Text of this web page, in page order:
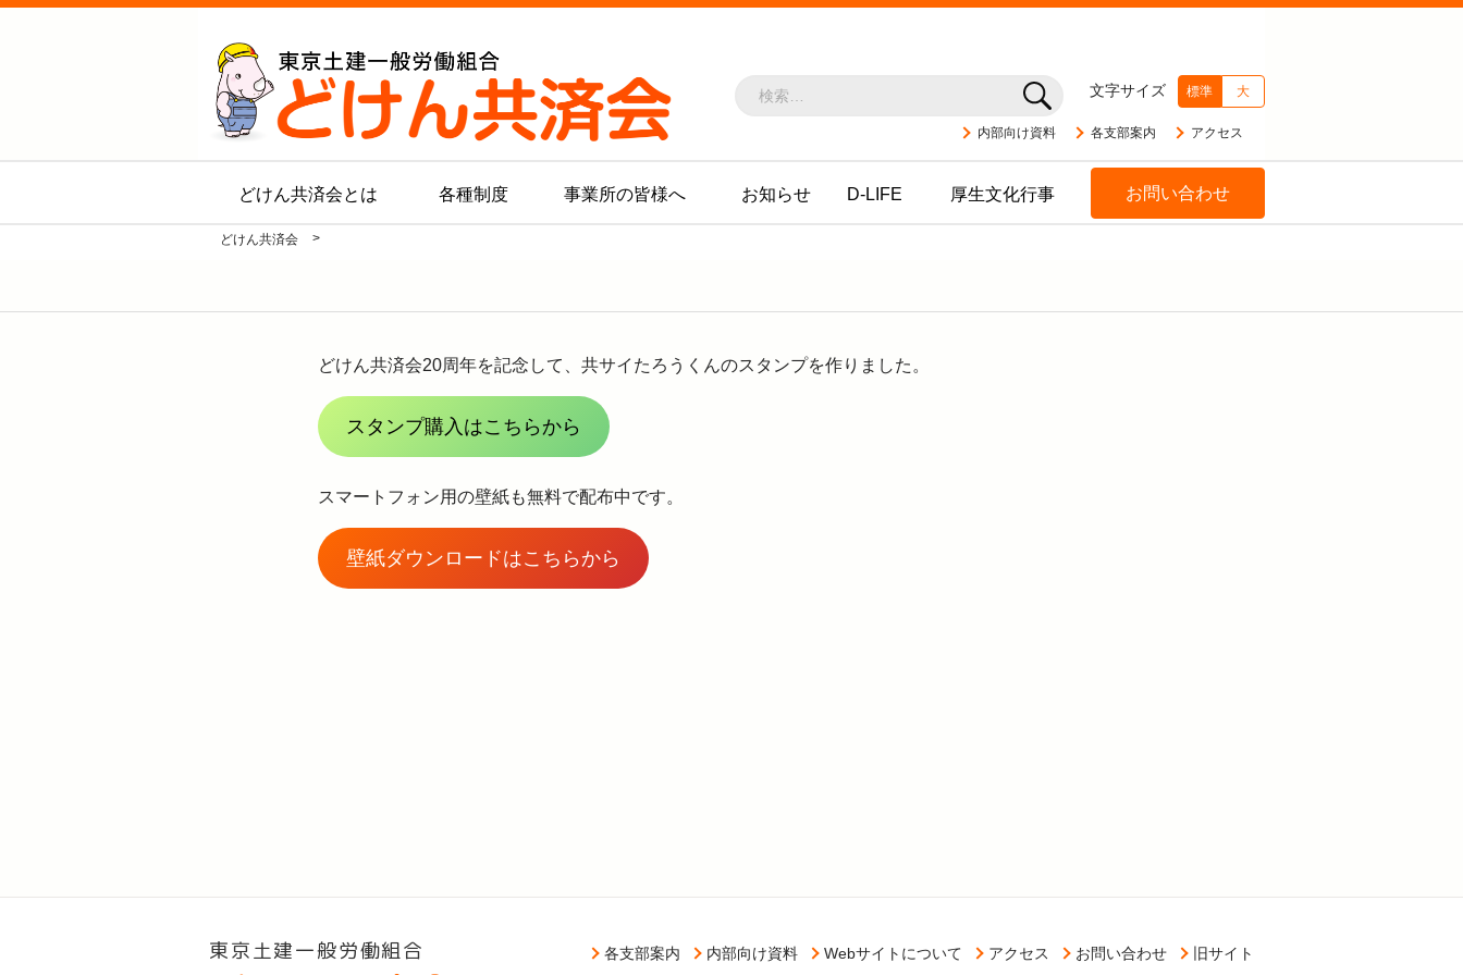
内部向け資料 各支部案内 アクセス
文字サイズ 標準 大
どけん共済会とは 各種制度 事業所の皆様へ お知らせ D-LIFE 厚生文化行事 お問い合わせ
どけん共済会 >
どけん共済会20周年を記念して、共サイたろうくんのスタンプを作りました。
スタンプ購入はこちらから
スマートフォン用の壁紙も無料で配布中です。
壁紙ダウンロードはこちらから
東京土建一般労働組合 各支部案内 内部向け資料 Webサイトについて アクセス お問い合わせ 旧サイト